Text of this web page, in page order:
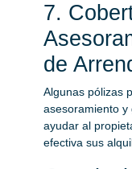
7.
de
Algunas pólizas
asesoramiento y
ayudar al
efectiva sus